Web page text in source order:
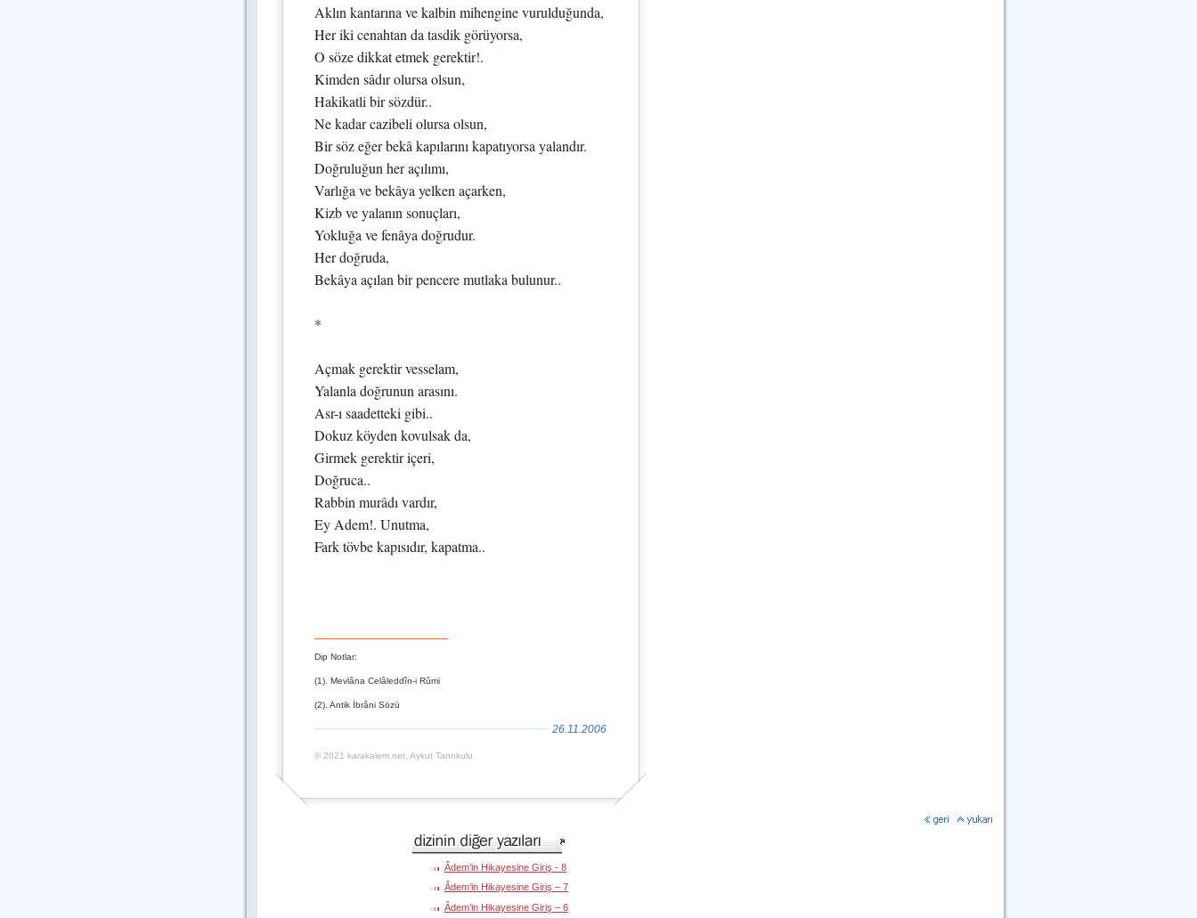
Aklın kantarına ve kalbin mihengine vurulduğunda,
Her iki cenahtan da tasdik görüyorsa,
O söze dikkat etmek gerektir!.
Kimden sâdır olursa olsun,
Hakikatli bir sözdür..
Ne kadar cazibeli olursa olsun,
Bir söz eğer bekâ kapılarını kapatıyorsa yalandır.
Doğruluğun her açılımı,
Varlığa ve bekâya yelken açarken,
Kizb ve yalanın sonuçları,
Yokluğa ve fenâya doğrudur.
Her doğruda,
Bekâya açılan bir pencere mutlaka bulunur..
*
Açmak gerektir vesselam,
Yalanla doğrunun arasını.
Asr-ı saadetteki gibi..
Dokuz köyden kovulsak da,
Girmek gerektir içeri,
Doğruca..
Rabbin murâdı vardır,
Ey Adem!. Unutma,
Fark tövbe kapısıdır, kapatma..
Dip Notlar:
(1). Mevlâna Celâleddîn-i Rûmi
(2). Antik İbrâni Sözü
26.11.2006
© 2021 karakalem.net, Aykut Tanrıkulu
Âdem’in Hikayesine Giriş - 8
Âdem’in Hikayesine Giriş – 7
Âdem’in Hikayesine Giriş – 6